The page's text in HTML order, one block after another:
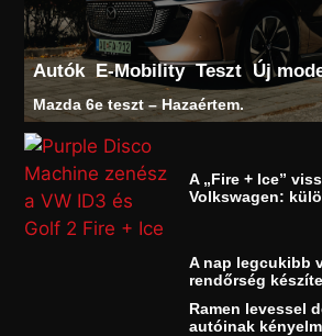
Autók E-Mobility Teszt Új
Mazda 6e teszt – Hazaértem.
A „Fire + Ice”
Volkswagen:
A nap legcukibb
rendőrség
Ramen levessel
autóinak